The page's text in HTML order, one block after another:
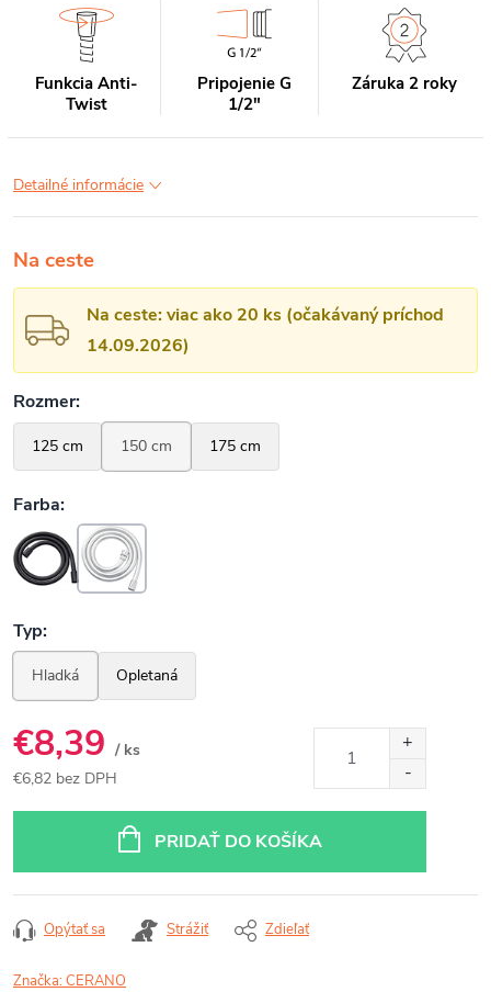
Funkcia Anti-
Twist
Pripojenie G
1/2"
Záruka 2 roky
Detailné informácie
Na ceste
Na ceste: viac ako 20 ks (očakávaný príchod
14.09.2026)
€8,39 / ks
€6,82 bez DPH
PRIDAŤ DO KOŠÍKA
Opýtať sa Strážiť Zdieľať
Značka:CERANO